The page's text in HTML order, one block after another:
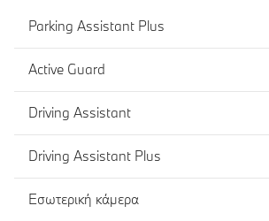
Parking Assistant Plus
Active Guard
Driving Assistant
Driving Assistant Plus
Εσωτερική κάμερα